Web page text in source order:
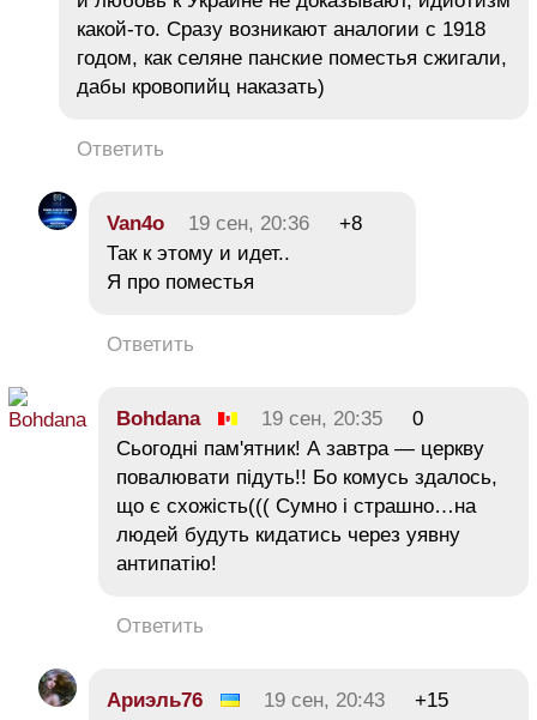
какой-то. Сразу возникают аналогии с 1918
годом, как селяне панские поместья сжигали,
дабы кровопийц наказать)
Ответить
Van4o 19 сен, 20:36
+8
Так к этому и идет..
Я про поместья
Ответить
Bohdana 19 сен, 20:35
0
Сьогодні пам'ятник! А завтра — церкву
повалювати підуть!! Бо комусь здалось,
що є схожість((( Сумно і страшно…на
людей будуть кидатись через уявну
антипатію!
Ответить
Ариэль76 19 сен, 20:43
+15